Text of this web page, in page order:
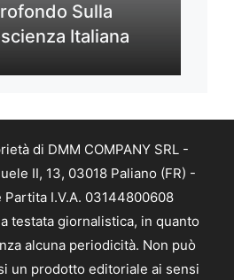
Sulla
Italiana
di DMM COMPANY SRL -
II, 13, 03018 Paliano (FR) -
Partita I.V.A. 03144800608
testata giornalistica, in quanto
alcuna periodicità. Non può
un prodotto editoriale ai sensi